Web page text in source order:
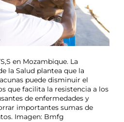
en Mozambique. La
la Salud plantea que la
puede disminuir el
que facilita la resistencia a los
de enfermedades y
importantes sumas de
Imagen: Bmfg